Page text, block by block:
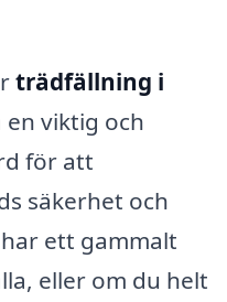
trädfällning i
en viktig och
för att
säkerhet och
ett gammalt
eller om du helt